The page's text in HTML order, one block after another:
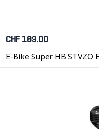
CHF 189.00
E-Bike Super HB STVZO